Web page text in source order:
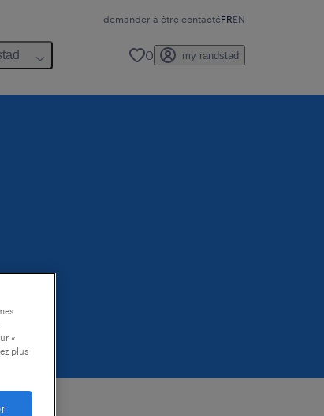
demander à être contactéFREN
0 my randstad
«
plus